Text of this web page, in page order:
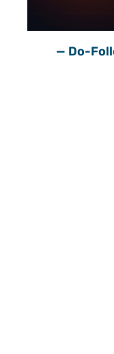
פרסום כתבת SEO עם קישור Do-Follow —